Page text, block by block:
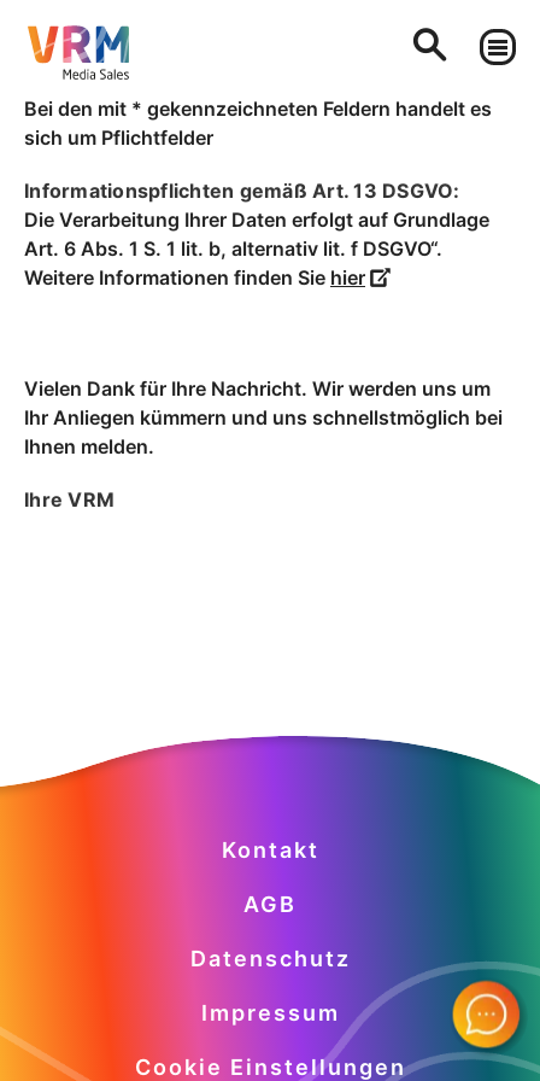
Bei den mit * gekennzeichneten Feldern handelt es
sich um Pflichtfelder
Informationspflichten gemäß Art. 13 DSGVO:
Die Verarbeitung Ihrer Daten erfolgt auf Grundlage
Art. 6 Abs. 1 S. 1 lit. b, alternativ lit. f DSGVO“.
Weitere Informationen finden Sie hier
Vielen Dank für Ihre Nachricht. Wir werden uns um
Ihr Anliegen kümmern und uns schnellstmöglich bei
Ihnen melden.
Ihre VRM
Kontakt
AGB
Datenschutz
Impressum
Cookie Einstellungen